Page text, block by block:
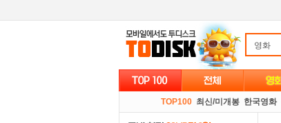
영화
TOP100 최신/미개봉 한국영화